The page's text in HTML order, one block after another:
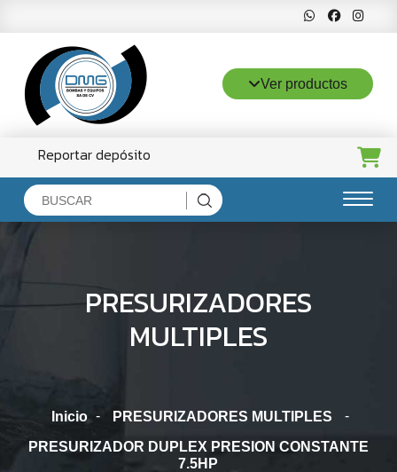
Ver productos
Reportar depósito
Inicio
Contacto
PRESURIZADORES
MULTIPLES
Inicio - PRESURIZADORES MULTIPLES -
PRESURIZADOR DUPLEX PRESION CONSTANTE
7.5HP